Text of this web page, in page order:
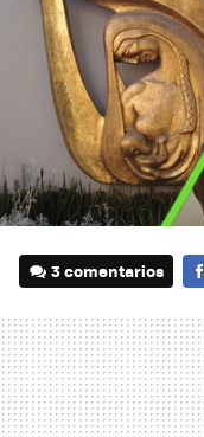
3 comentarios